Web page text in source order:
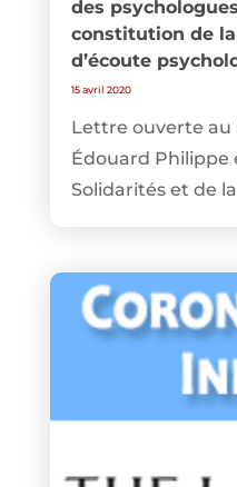
des
constitution de
d’écoute
15 avril 2020
Lettre ouverte au
Édouard Philippe
Solidarités et de